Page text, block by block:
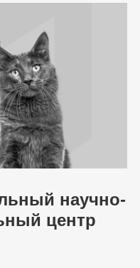
научно-
центр